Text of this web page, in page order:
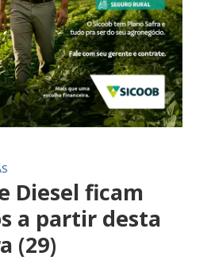
Diesel ficam
a partir desta
(29)